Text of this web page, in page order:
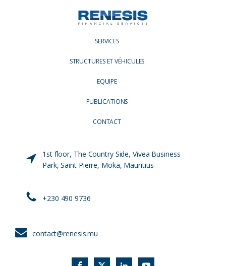
SERVICES
STRUCTURES ET VÉHICULES
EQUIPE
PUBLICATIONS
CONTACT
1st floor, The Country Side, Vivea Business
Park, Saint Pierre, Moka, Mauritius
+230 490 9736
contact@renesis.mu